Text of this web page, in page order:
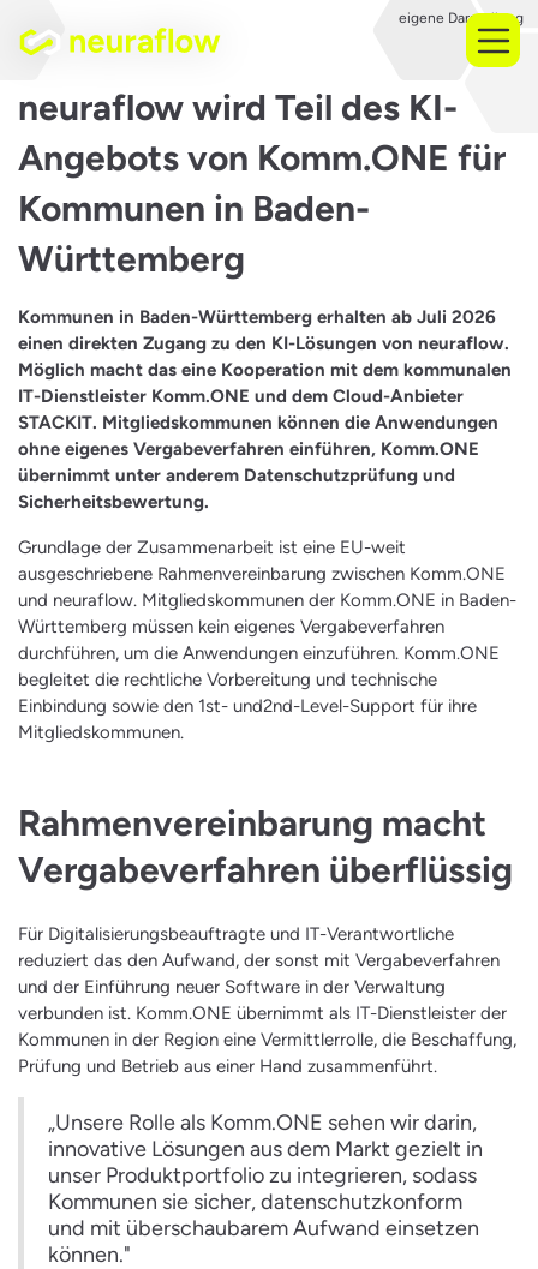
eigene Darstellung
neuraflow wird Teil des KI-
Angebots von Komm.ONE für
Kommunen in Baden-
Württemberg
Kommunen in Baden-Württemberg erhalten ab Juli 2026
einen direkten Zugang zu den KI-Lösungen von neuraflow.
Möglich macht das eine Kooperation mit dem kommunalen
IT-Dienstleister Komm.ONE und dem Cloud-Anbieter
STACKIT. Mitgliedskommunen können die Anwendungen
ohne eigenes Vergabeverfahren einführen, Komm.ONE
übernimmt unter anderem Datenschutzprüfung und
Sicherheitsbewertung.
Grundlage der Zusammenarbeit ist eine EU-weit
ausgeschriebene Rahmenvereinbarung zwischen Komm.ONE
und neuraflow. Mitgliedskommunen der Komm.ONE in Baden-
Württemberg müssen kein eigenes Vergabeverfahren
durchführen, um die Anwendungen einzuführen. Komm.ONE
begleitet die rechtliche Vorbereitung und technische
Einbindung sowie den 1st- und2nd-Level-Support für ihre
Mitgliedskommunen.
Rahmenvereinbarung macht
Vergabeverfahren überflüssig
Für Digitalisierungsbeauftragte und IT-Verantwortliche
reduziert das den Aufwand, der sonst mit Vergabeverfahren
und der Einführung neuer Software in der Verwaltung
verbunden ist. Komm.ONE übernimmt als IT-Dienstleister der
Kommunen in der Region eine Vermittlerrolle, die Beschaffung,
Prüfung und Betrieb aus einer Hand zusammenführt.
„Unsere Rolle als Komm.ONE sehen wir darin,
innovative Lösungen aus dem Markt gezielt in
unser Produktportfolio zu integrieren, sodass
Kommunen sie sicher, datenschutzkonform
und mit überschaubarem Aufwand einsetzen
können."